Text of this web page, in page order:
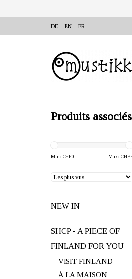
DE EN FR
Produits
Min: CHF0 Max: CHF5
NEW IN
SHOP - A PIECE OF
FINLAND FOR YOU
VISIT FINLAND
À LA MAISON